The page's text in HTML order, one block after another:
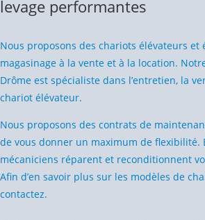
levage performantes
Nous proposons des chariots élévateurs et
magasinage à la vente et à la location.
Drôme est spécialiste dans l’entretien, la
chariot élévateur.
Nous proposons des contrats de
de vous donner un maximum de flexibilité.
mécaniciens réparent et reconditionnent
Afin d’en savoir plus sur les modèles de
contactez.